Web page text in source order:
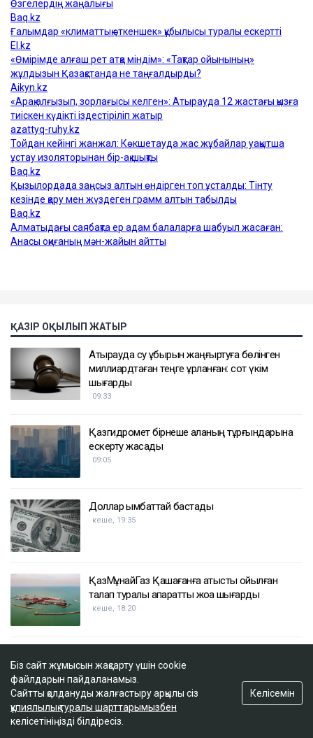
ҚАЗІР ОҚЫЛЫП ЖАТЫР
Атырауда су құбырын жаңғыртуға бөлінген
миллиардтаған теңге ұрланған: сот үкім
Қазгидромет бірнеше қаланың тұрғындарына
ескерту жасады
09:05
кеше, 19:35
Біз сайт жұмысын жақсарту үшін cookie
файлдарын пайдаланамыз.
Сайтты қолдануды жалғастыру арқылы сіз
құпиялылық туралы шарттарымызбен
келісетініңізді білдіресіз.
Келісемін